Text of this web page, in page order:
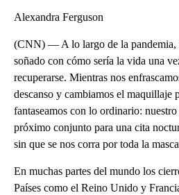
Alexandra Ferguson
(CNN) — A lo largo de la pandemia,
soñado con cómo sería la vida una
recuperarse. Mientras nos
descanso y cambiamos el maquillaje
fantaseamos con lo ordinario:
próximo conjunto para una cita
sin que se nos corra por toda la
En muchas partes del mundo los
Países como el Reino Unido y